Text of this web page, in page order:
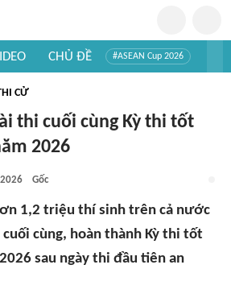
CHỦ ĐỀ #ASEAN Cup 2026
#Khám phá thế giới
CỬ
thi cuối cùng Kỳ thi tốt
2026
Gốc
1,2 triệu thí sinh trên cả nước
cùng, hoàn thành Kỳ thi tốt
sau ngày thi đầu tiên an